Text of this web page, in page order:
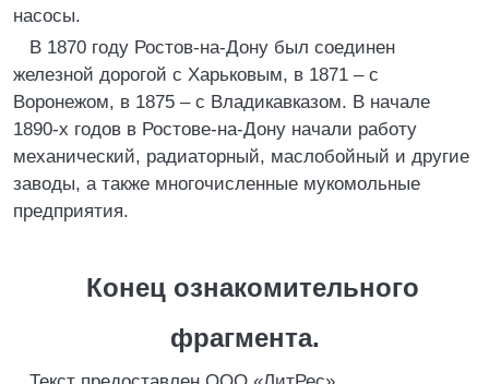
насосы.
В 1870 году Ростов-на-Дону был соединен
железной дорогой с Харьковым, в 1871 – с
Воронежом, в 1875 – с Владикавказом. В начале
1890-х годов в Ростове-на-Дону начали работу
механический, радиаторный, маслобойный и другие
заводы, а также многочисленные мукомольные
предприятия.
Конец ознакомительного
фрагмента.